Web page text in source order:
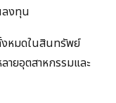
ลงทุน
งหมดในสินทรัพย์
ายอุตสาหกรรมและ